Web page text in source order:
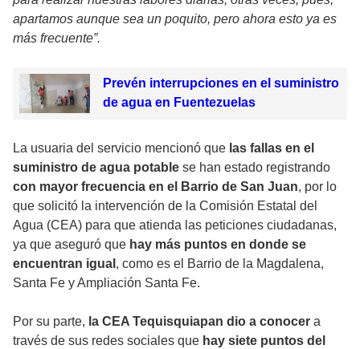
apartamos aunque sea un poquito, pero ahora esto ya es
más frecuente”.
Prevén interrupciones en el suministro
de agua en Fuentezuelas
La usuaria del servicio mencionó que las fallas en el
suministro de agua potable se han estado registrando
con mayor frecuencia en el Barrio de San Juan, por lo
que solicitó la intervención de la Comisión Estatal del
Agua (CEA) para que atienda las peticiones ciudadanas,
ya que aseguró que hay más puntos en donde se
encuentran igual , como es el Barrio de la Magdalena,
Santa Fe y Ampliación Santa Fe.
Por su parte, la CEA Tequisquiapan dio a conocer a
través de sus redes sociales que hay siete puntos del